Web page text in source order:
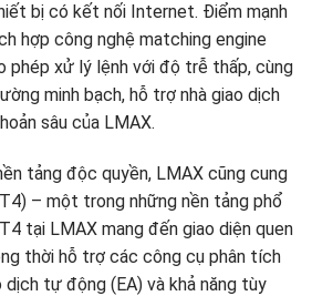
bị có kết nối Internet. Điểm mạnh
hợp công nghệ matching engine
phép xử lý lệnh với độ trễ thấp, cùng
minh bạch, hỗ trợ nhà giao dịch
sâu của LMAX.
tảng độc quyền, LMAX cũng cung
– một trong những nền tảng phổ
tại LMAX mang đến giao diện quen
thời hỗ trợ các công cụ phân tích
tự động (EA) và khả năng tùy